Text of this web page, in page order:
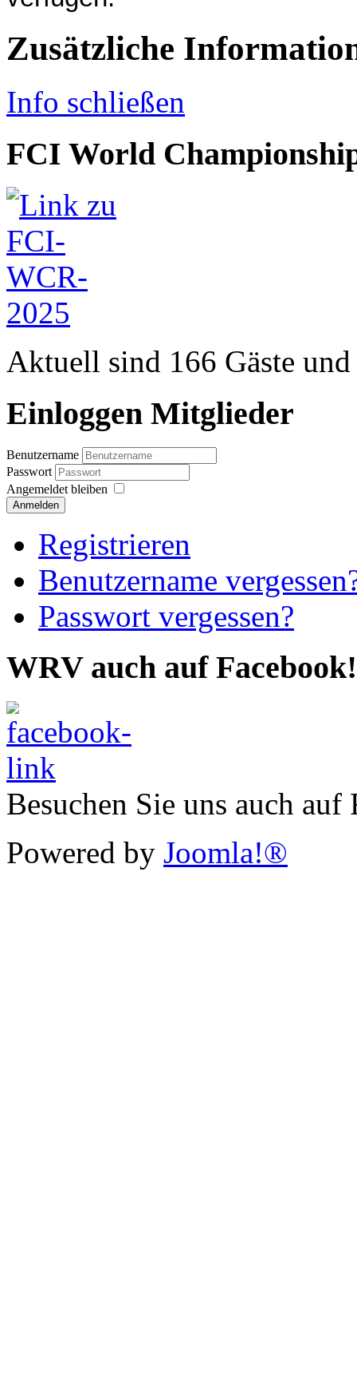
Zusätzliche
Info schließen
FCI World
Aktuell sind 166 Gäste
Einloggen Mitglieder
Benutzername
Passwort
Angemeldet bleiben
Anmelden
Registrieren
Benutzername
Passwort vergessen?
WRV auch auf Facebook!
Besuchen Sie uns auch auf
Powered by Joomla!®